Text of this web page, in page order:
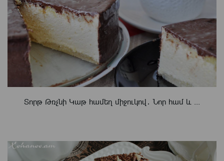
Տորթ Թռչնի Կաթ համեղ միջուկով․ Նոր համ և ...